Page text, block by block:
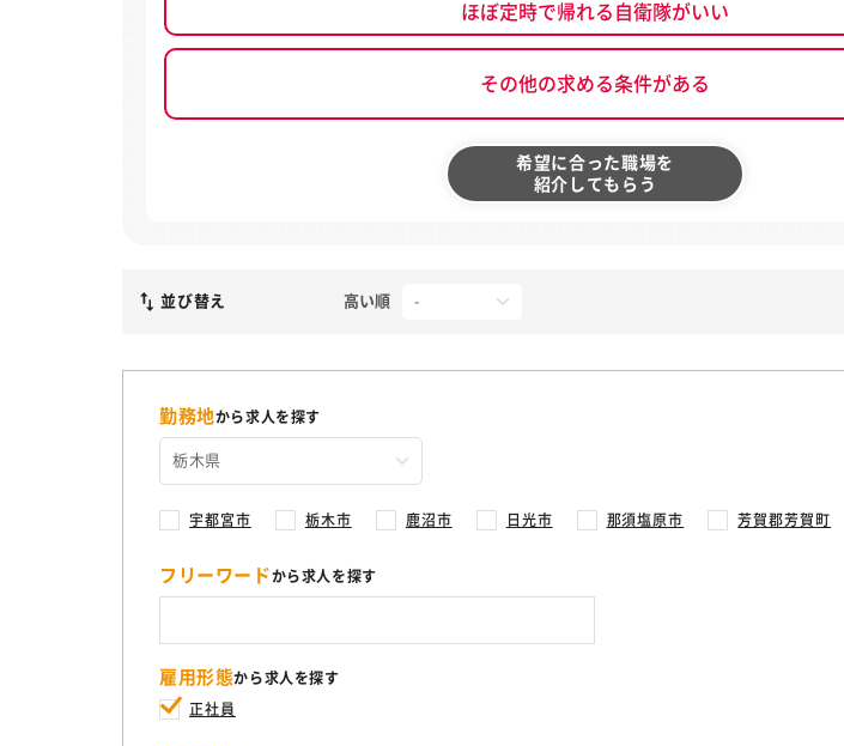
ほぼ定時で帰れる自衛隊がいい
その他の求める条件がある
希望に合った職場を
紹介してもらう
並び替え 高い順
勤務地から求人を探す
宇都宮市 栃木市 鹿沼市 日光市 那須塩原市 芳賀郡芳賀町
フリーワードから求人を探す
雇用形態から求人を探す
正社員